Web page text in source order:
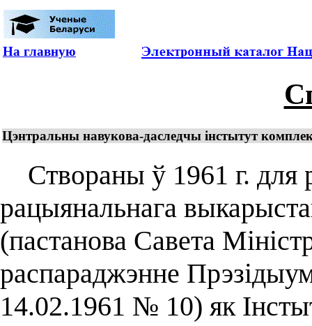
На главную
Цэнтральны навукова-даследчы інстытут
Створаны ў 1961 г. для
рацыянальнага
(пастанова Савета
распараджэнне
14.02.1961 № 10) як